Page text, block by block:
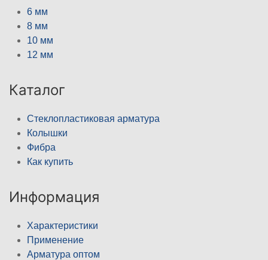
6 мм
8 мм
10 мм
12 мм
Каталог
Стеклопластиковая арматура
Колышки
Фибра
Как купить
Информация
Характеристики
Применение
Арматура оптом